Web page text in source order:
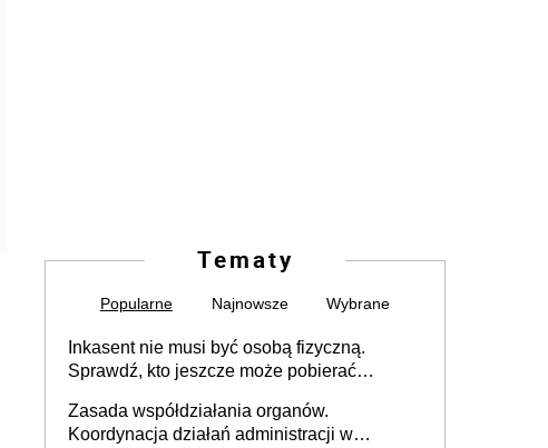
Tematy
Popularne Najnowsze Wybrane
Inkasent nie musi być osobą fizyczną.
Sprawdź, kto jeszcze może pobierać
Zasada współdziałania organów.
Koordynacja działań administracji w